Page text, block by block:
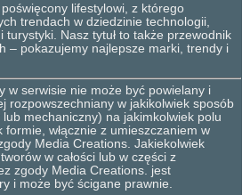
lifestylowi, z którego
trendach w dziedzinie technologii,
turystyki. Nasz tytuł to także przewodnik
– pokazujemy najlepsze marki, trendy i
w serwisie nie może być powielany i
rozpowszechniany w jakikolwiek sposób
mechaniczny) na jakimkolwiek polu
włącznie z umieszczaniem w
Media Creations. Jakiekolwiek
w całości lub w części z
zgody Media Creations. jest
i może być ścigane prawnie.